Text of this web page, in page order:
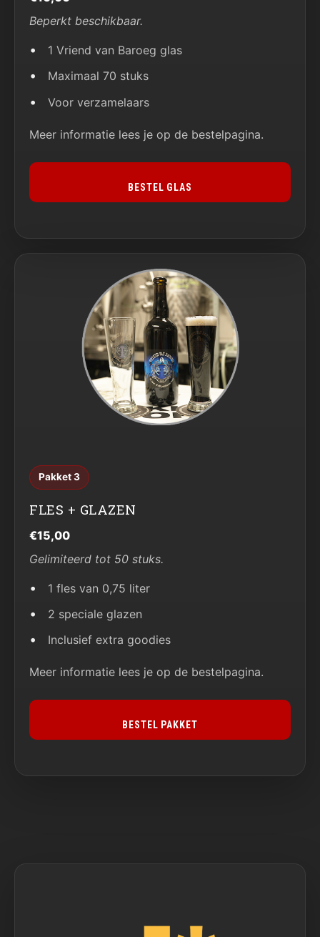
Beperkt beschikbaar.
1 Vriend van Baroeg glas
Maximaal 70 stuks
Voor verzamelaars
Meer informatie lees je op de bestelpagina.
BESTEL GLAS
Pakket 3
FLES + GLAZEN
€15,00
Gelimiteerd tot 50 stuks.
1 fles van 0,75 liter
2 speciale glazen
Inclusief extra goodies
Meer informatie lees je op de bestelpagina.
BESTEL PAKKET